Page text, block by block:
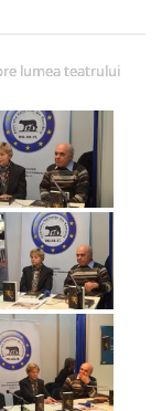
lumea teatrului